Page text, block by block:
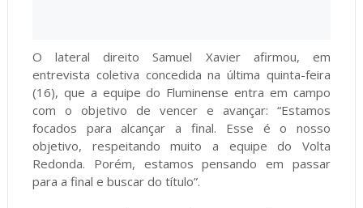
O lateral direito Samuel Xavier afirmou, em
entrevista coletiva concedida na última quinta-feira
(16), que a equipe do Fluminense entra em campo
com o objetivo de vencer e avançar: “Estamos
focados para alcançar a final. Esse é o nosso
objetivo, respeitando muito a equipe do Volta
Redonda. Porém, estamos pensando em passar
para a final e buscar do título”.